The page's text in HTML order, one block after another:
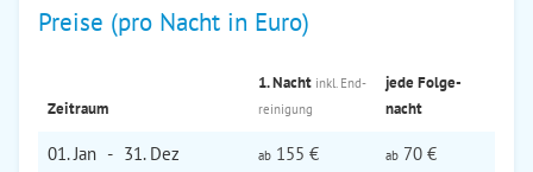
Preise (pro Nacht in Euro)
Zeitraum
1. Nacht inkl. End­
reinigung
jede Folge­
nacht
01. Jan - 31. Dez ab 155 € ab 70 €